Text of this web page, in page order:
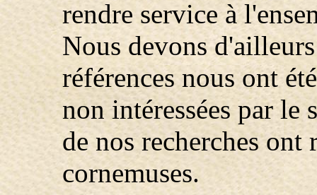
rendre service à
Nous devons
références nous ont
non intéressées par le
de nos recherches ont
cornemuses.